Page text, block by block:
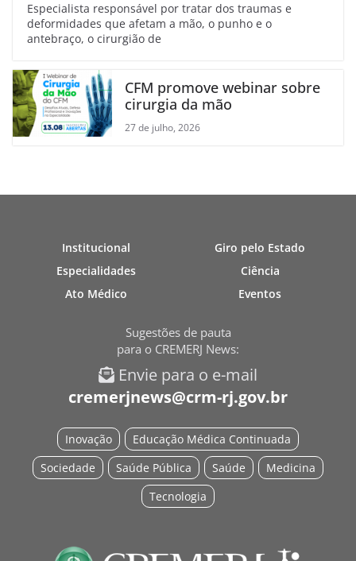
Especialista responsável por tratar dos traumas e
deformidades que afetam a mão, o punho e o
antebraço, o cirurgião de
CFM promove webinar sobre
cirurgia da mão
27 de julho, 2026
Institucional
Especialidades
Ato Médico
Giro pelo Estado
Ciência
Eventos
Sugestões de pauta
para o CREMERJ News:
Envie para o e-mail
cremerjnews@crm-rj.gov.br
Educação Médica Continuada
Inovação
Medicina
Saúde
Saúde Pública
Sociedade
Tecnologia